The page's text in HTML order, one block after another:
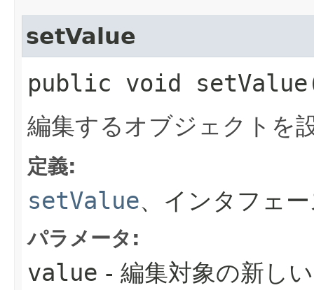
setValue
public void
編集するオブジェクトを
定義:
setValue、インタフェ
パラメータ:
value - 編集対象の新し